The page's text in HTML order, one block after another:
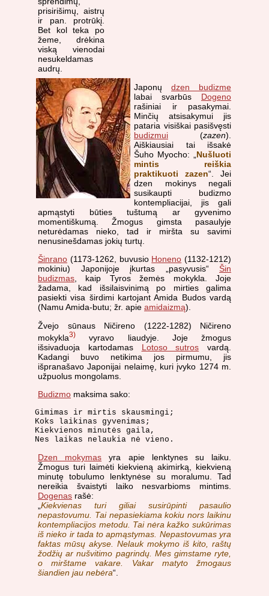
prisirišimų, aistrų
ir pan. protrūkį.
Bet kol teka po
žeme, drėkina
viską vienodai
nesukeldamas
audrų.
Japonų dzen budizme
labai svarbūs Dogeno
rašiniai ir pasakymai.
Minčių atsisakymui jis
pataria visiškai pasišvęsti
budizmui (zazen).
Aiškiausiai tai išsakė
Šuho Myocho: „ Nušluoti
mintis reiškia
praktikuoti zazen“. Jei
dzen mokinys negali
susikaupti budizmo
kontempliacijai, jis gali
apmąstyti būties tuštumą ar gyvenimo
momentiškumą. Žmogus gimsta pasaulyje
neturėdamas nieko, tad ir miršta su savimi
nenusinešdamas jokių turtų.
Šinrano (1173-1262, buvusio Honeno (1132-1212)
mokiniu) Japonijoje įkurtas „pasyvusis“ Šin
budizmas, kaip Tyros žemės mokykla. Joje
žadama, kad išsilaisvinimą po mirties galima
pasiekti visa širdimi kartojant Amida Budos vardą
(Namu Amida-butu; žr. apie amidaizmą).
Žvejo sūnaus Ničireno (1222-1282) Ničireno
mokykla3)
vyravo liaudyje. Joje žmogus
išsivaduoja kartodamas Lotoso sutros vardą.
Kadangi buvo netikima jos pirmumu, jis
išpranašavo Japonijai nelaimę, kuri įvyko 1274 m.
užpuolus mongolams.
Budizmo maksima sako:
Gimimas ir mirtis skausmingi;
Koks laikinas gyvenimas;
Kiekvienos minutės gaila,
Nes laikas nelaukia nė vieno.
Dzen mokymas yra apie lenktynes su laiku.
Žmogus turi laimėti kiekvieną akimirką, kiekvieną
minutę tobulumo lenktynėse su moralumu. Tad
nereikia švaistyti laiko nesvarbioms mintims.
Dogenas rašė:
„Kiekvienas turi giliai susirūpinti pasaulio
nepastovumu. Tai nepasiekiama kokiu nors laikinu
kontempliacijos metodu. Tai nėra kažko sukūrimas
iš nieko ir tada to apmąstymas. Nepastovumas yra
faktas mūsų akyse. Nelauk mokymo iš kito, raštų
žodžių ar nušvitimo pagrindų. Mes gimstame ryte,
o mirštame vakare. Vakar matyto žmogaus
šiandien jau nebėra“.